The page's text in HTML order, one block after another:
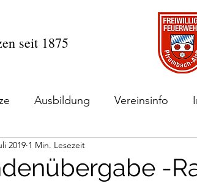
seit 1875
Ausbildung Vereinsinfo
-
2019 1 Min. Lesezeit